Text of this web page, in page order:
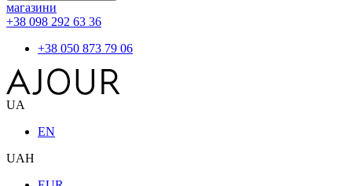
магазини
+38 098 292 63 36
+38 050 873 79 06
UA
EN
UAH